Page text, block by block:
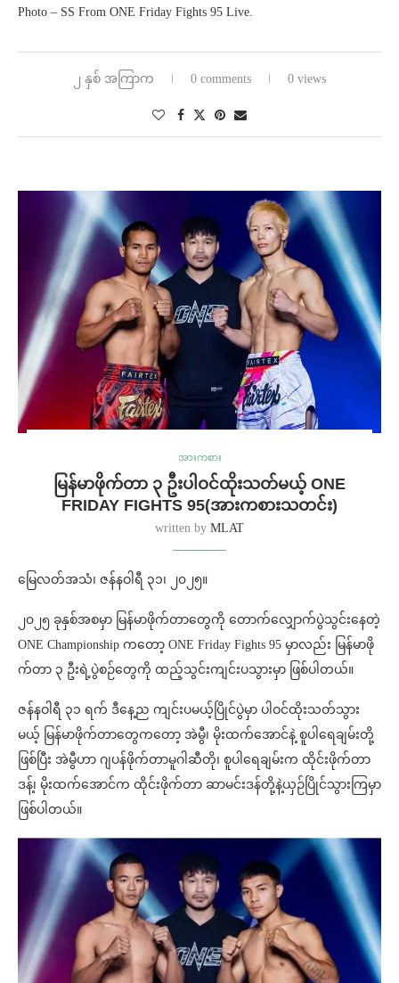
Photo – SS From ONE Friday Fights 95 Live.
၂ နှစ် အကြာက 0 comments 0 views
အားကစား
မြန်မာဖိုက်တာ ၃ ဦးပါဝင်ထိုးသတ်မယ့် ONE
FRIDAY FIGHTS 95(အားကစားသတင်း)
written by MLAT
မြေလတ်အသံ၊ ဇန်နဝါရီ ၃၁၊ ၂၀၂၅။
၂၀၂၅ ခုနှစ်အစမှာ မြန်မာဖိုက်တာတွေကို တောက်လျှောက်ပွဲသွင်းနေတဲ့
ONE Championship ကတော့ ONE Friday Fights 95 မှာလည်း မြန်မာဖို
က်တာ ၃ ဦးရဲ့ပွဲစဉ်တွေကို ထည့်သွင်းကျင်းပသွားမှာ ဖြစ်ပါတယ်။
ဇန်နဝါရီ ၃၁ ရက် ဒီနေ့ည ကျင်းပမယ့်ပြိုင်ပွဲမှာ ပါဝင်ထိုးသတ်သွား
မယ့် မြန်မာဖိုက်တာတွေကတော့ အဲမွီ၊ မိုးထက်အောင်နဲ့ စူပါရေချမ်းတို့
ဖြစ်ပြီး အဲမွီဟာ ဂျပန်ဖိုက်တာမူဂါဆီတို၊ စူပါရေချမ်းက ထိုင်းဖိုက်တာ
ဒန့်၊ မိုးထက်အောင်က ထိုင်းဖိုက်တာ ဆာမင်းဒန်တို့နဲ့ယှဉ်ပြိုင်သွားကြမှာ
ဖြစ်ပါတယ်။